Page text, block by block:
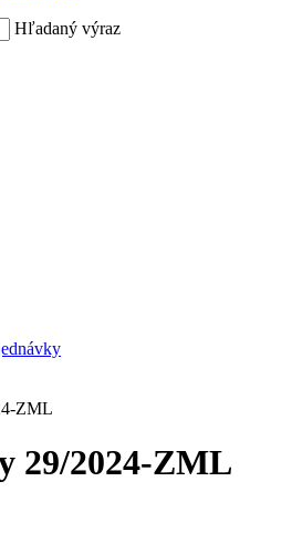
Hľadaný výraz
ZML
29/2024-ZML